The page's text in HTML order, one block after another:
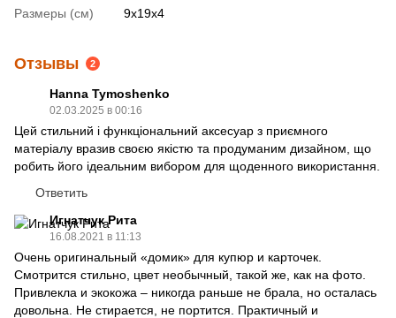
Размеры (см) 9х19х4
Отзывы 2
Hanna Tymoshenko
02.03.2025 в 00:16
Цей стильний і функціональний аксесуар з приємного
матеріалу вразив своєю якістю та продуманим дизайном, що
робить його ідеальним вибором для щоденного використання.
Ответить
Игнатчук Рита
16.08.2021 в 11:13
Очень оригинальный «домик» для купюр и карточек.
Смотрится стильно, цвет необычный, такой же, как на фото.
Привлекла и экокожа – никогда раньше не брала, но осталась
довольна. Не стирается, не портится. Практичный и